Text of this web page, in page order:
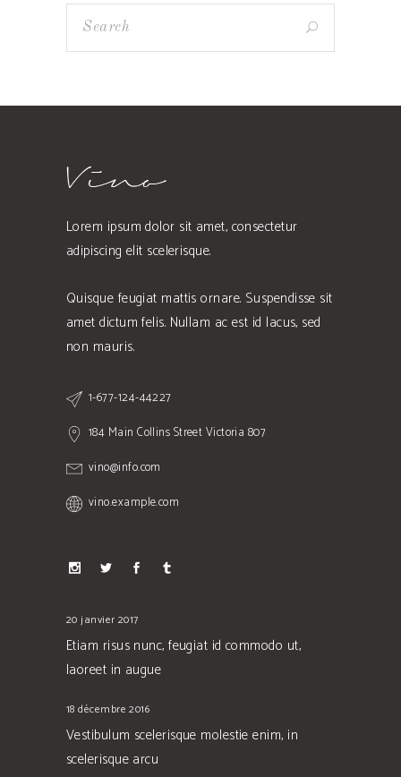
Lorem ipsum dolor sit amet, consectetur
adipiscing elit scelerisque.
Quisque feugiat mattis ornare. Suspendisse sit
amet dictum felis. Nullam ac est id lacus, sed
non mauris.
1-677-124-44227
184 Main Collins Street Victoria 807
vino@info.com
vino.example.com
20 janvier 2017
Etiam risus nunc, feugiat id commodo ut,
laoreet in augue
18 décembre 2016
Vestibulum scelerisque molestie enim, in
scelerisque arcu